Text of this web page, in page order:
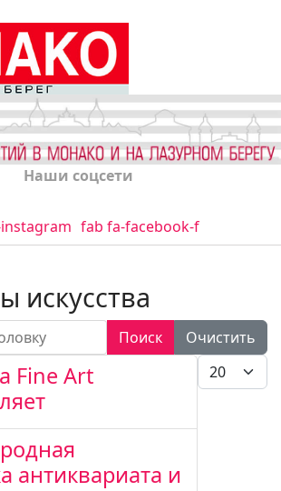
Наши соцсети
fab fa-facebook-f
искусства
Поиск
Очистить
Кол-во
Fine Art
антиквариата и